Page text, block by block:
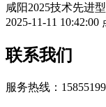
咸阳2025技术先进
2025-11-11 10:42:00
联系我们
服务热线：